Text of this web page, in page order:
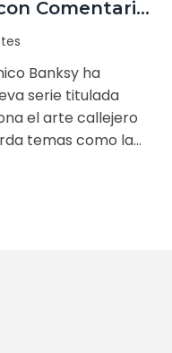
Comentario
Banksy ha
serie titulada
el arte callejero
temas como la
entre la vida
el impacto de